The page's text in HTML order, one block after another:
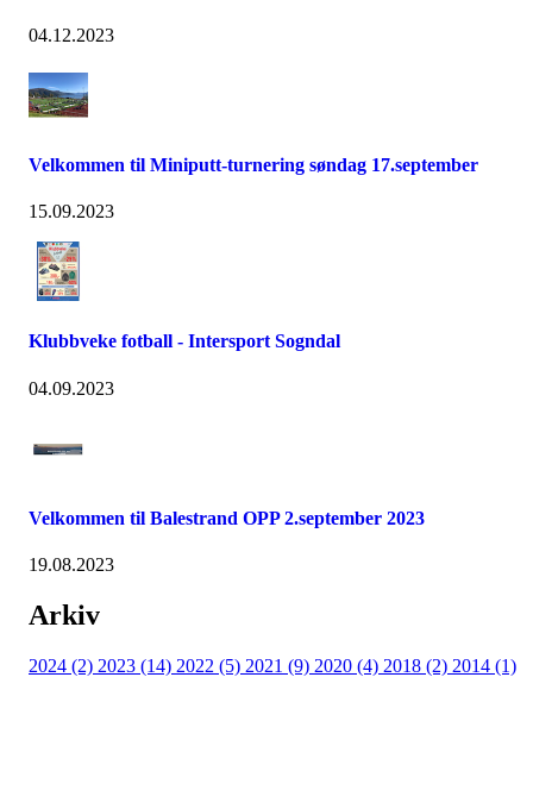
04.12.2023
Velkommen til Miniputt-turnering søndag 17.september
15.09.2023
Klubbveke fotball - Intersport Sogndal
04.09.2023
Velkommen til Balestrand OPP 2.september 2023
19.08.2023
Arkiv
2024 (2) 2023 (14) 2022 (5) 2021 (9) 2020 (4) 2018 (2) 2014 (1)